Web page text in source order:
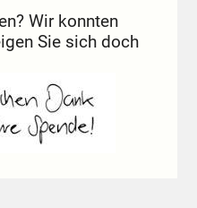
Wir konnten
Sie sich doch